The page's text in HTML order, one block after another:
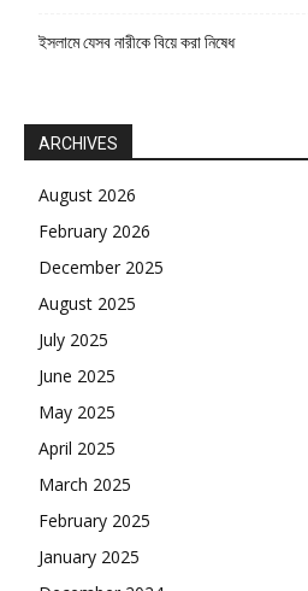
ইসলামে যেসব নারীকে বিয়ে করা নিষেধ
ARCHIVES
August 2026
February 2026
December 2025
August 2025
July 2025
June 2025
May 2025
April 2025
March 2025
February 2025
January 2025